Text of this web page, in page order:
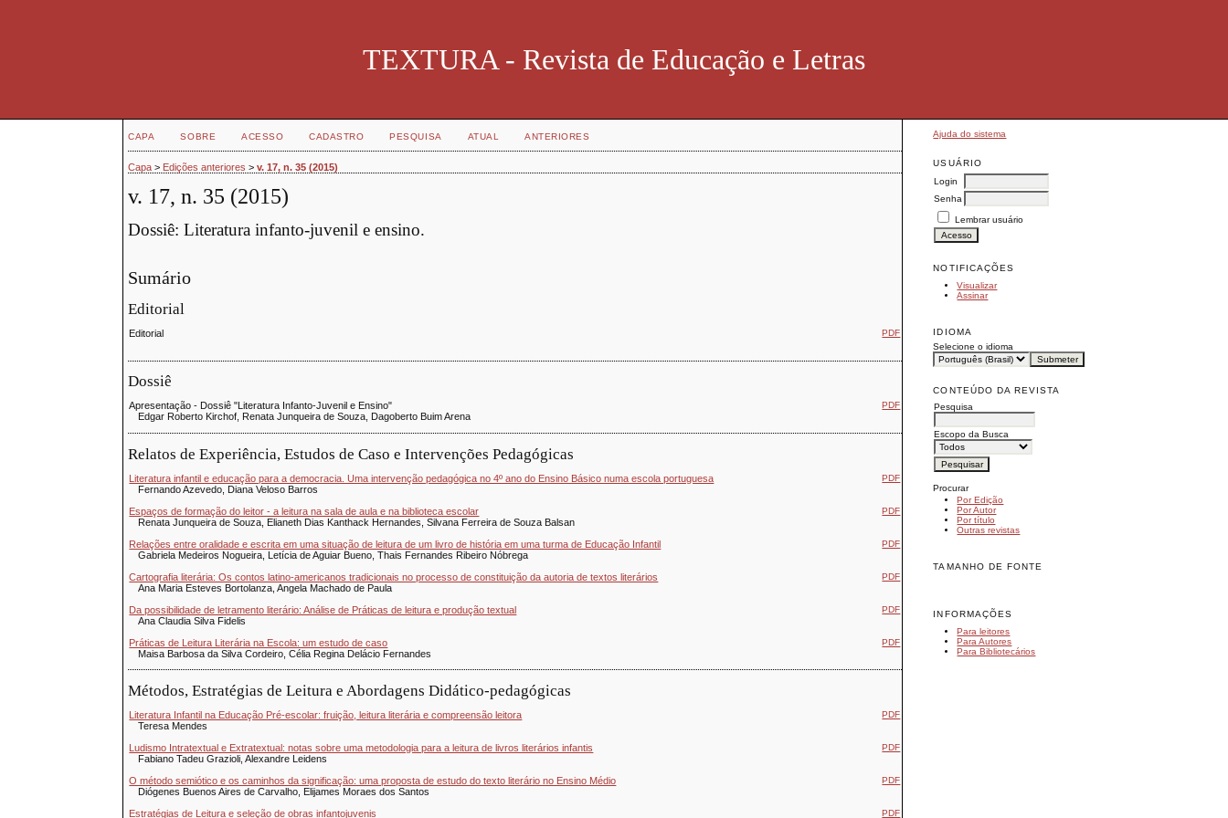
TEXTURA - Revista de Educação e Letras
Ajuda do sistema
USUÁRIO
Login
Senha
Lembrar usuário
NOTIFICAÇÕES
Visualizar
Assinar
IDIOMA
Selecione o idioma
CONTEÚDO DA REVISTA
Pesquisa
Escopo da Busca
Procurar
Por Edição
Por Autor
Por título
Outras revistas
TAMANHO DE FONTE
INFORMAÇÕES
Para leitores
Para Autores
Para Bibliotecários
CAPA SOBRE ACESSO CADASTRO PESQUISA ATUAL ANTERIORES
Capa > Edições anteriores >v. 17, n. 35 (2015)
v. 17, n. 35 (2015)
Dossiê: Literatura infanto-juvenil e ensino.
Sumário
Editorial
Editorial PDF
Dossiê
Apresentação - Dossiê "Literatura Infanto-Juvenil e Ensino"
Edgar Roberto Kirchof, Renata Junqueira de Souza, Dagoberto Buim Arena
PDF
Relatos de Experiência, Estudos de Caso e Intervenções Pedagógicas
Literatura infantil e educação para a democracia. Uma intervenção pedagógica no 4º ano do Ensino Básico numa escola portuguesa
Fernando Azevedo, Diana Veloso Barros
PDF
Espaços de formação do leitor - a leitura na sala de aula e na biblioteca escolar
Renata Junqueira de Souza, Elianeth Dias Kanthack Hernandes, Silvana Ferreira de Souza Balsan
PDF
Relações entre oralidade e escrita em uma situação de leitura de um livro de história em uma turma de Educação Infantil
Gabriela Medeiros Nogueira, Letícia de Aguiar Bueno, Thais Fernandes Ribeiro Nóbrega
PDF
Cartografia literária: Os contos latino-americanos tradicionais no processo de constituição da autoria de textos literários
Ana Maria Esteves Bortolanza, Angela Machado de Paula
PDF
Da possibilidade de letramento literário: Análise de Práticas de leitura e produção textual
Ana Claudia Silva Fidelis
PDF
Práticas de Leitura Literária na Escola: um estudo de caso
Maisa Barbosa da Silva Cordeiro, Célia Regina Delácio Fernandes
PDF
Métodos, Estratégias de Leitura e Abordagens Didático-pedagógicas
Literatura Infantil na Educação Pré-escolar: fruição, leitura literária e compreensão leitora
Teresa Mendes
PDF
Ludismo Intratextual e Extratextual: notas sobre uma metodologia para a leitura de livros literários infantis
Fabiano Tadeu Grazioli, Alexandre Leidens
PDF
O método semiótico e os caminhos da significação: uma proposta de estudo do texto literário no Ensino Médio
Diógenes Buenos Aires de Carvalho, Elijames Moraes dos Santos
PDF
Estratégias de Leitura e seleção de obras infantojuvenis
PDF